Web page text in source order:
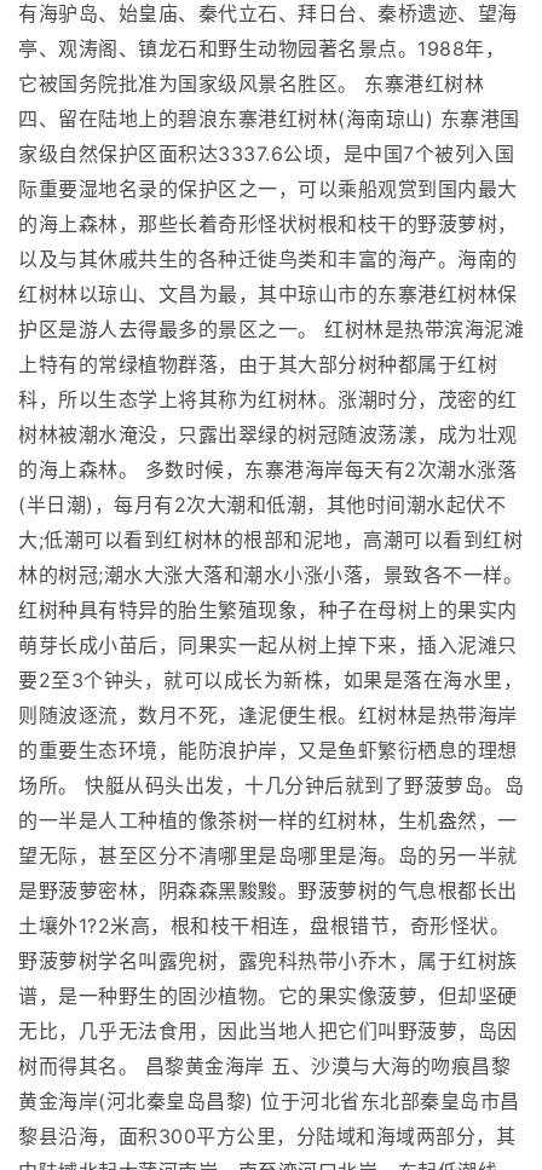
有海驴岛、始皇庙、秦代立石、拜日台、秦桥遗迹、望海
亭、观涛阁、镇龙石和野生动物园著名景点。1988年，
它被国务院批准为国家级风景名胜区。 东寨港红树林
四、留在陆地上的碧浪东寨港红树林(海南琼山) 东寨港国
家级自然保护区面积达3337.6公顷，是中国7个被列入国
际重要湿地名录的保护区之一，可以乘船观赏到国内最大
的海上森林，那些长着奇形怪状树根和枝干的野菠萝树，
以及与其休戚共生的各种迁徙鸟类和丰富的海产。海南的
红树林以琼山、文昌为最，其中琼山市的东寨港红树林保
护区是游人去得最多的景区之一。 红树林是热带滨海泥滩
上特有的常绿植物群落，由于其大部分树种都属于红树
科，所以生态学上将其称为红树林。涨潮时分，茂密的红
树林被潮水淹没，只露出翠绿的树冠随波荡漾，成为壮观
的海上森林。 多数时候，东寨港海岸每天有2次潮水涨落
(半日潮)，每月有2次大潮和低潮，其他时间潮水起伏不
大;低潮可以看到红树林的根部和泥地，高潮可以看到红树
林的树冠;潮水大涨大落和潮水小涨小落，景致各不一样。
红树种具有特异的胎生繁殖现象，种子在母树上的果实内
萌芽长成小苗后，同果实一起从树上掉下来，插入泥滩只
要2至3个钟头，就可以成长为新株，如果是落在海水里，
则随波逐流，数月不死，逢泥便生根。红树林是热带海岸
的重要生态环境，能防浪护岸，又是鱼虾繁衍栖息的理想
场所。 快艇从码头出发，十几分钟后就到了野菠萝岛。岛
的一半是人工种植的像茶树一样的红树林，生机盎然，一
望无际，甚至区分不清哪里是岛哪里是海。岛的另一半就
是野菠萝密林，阴森森黑黢黢。野菠萝树的气息根都长出
土壤外1?2米高，根和枝干相连，盘根错节，奇形怪状。
野菠萝树学名叫露兜树，露兜科热带小乔木，属于红树族
谱，是一种野生的固沙植物。它的果实像菠萝，但却坚硬
无比，几乎无法食用，因此当地人把它们叫野菠萝，岛因
树而得其名。 昌黎黄金海岸 五、沙漠与大海的吻痕昌黎
黄金海岸(河北秦皇岛昌黎) 位于河北省东北部秦皇岛市昌
黎县沿海，面积300平方公里，分陆域和海域两部分，其